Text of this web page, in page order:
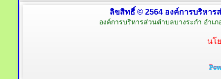
ลิขสิทธิ์ © 2564 องค์การบริหาร
องค์การบริหารส่วนตำบลบางระกำ อำเ
นโ